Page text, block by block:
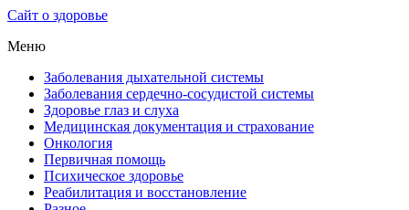
Сайт о здоровье
Меню
Заболевания дыхательной системы
Заболевания сердечно-сосудистой системы
Здоровье глаз и слуха
Медицинская документация и страхование
Онкология
Первичная помощь
Психическое здоровье
Реабилитация и восстановление